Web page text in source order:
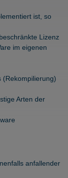
ist, so
Lizenz
im eigenen
(Rekompilierung)
Arten der
anfallender